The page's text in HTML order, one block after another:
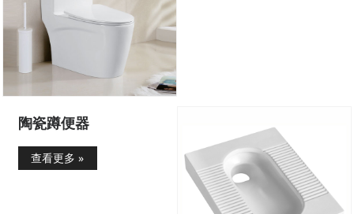
陶瓷蹲便器
查看更多 »